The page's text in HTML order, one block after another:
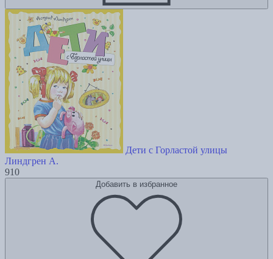
Дети с Горластой улицы
Линдгрен А.
910
Добавить в избранное